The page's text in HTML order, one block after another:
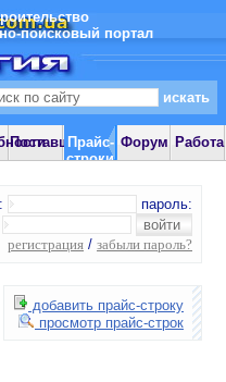
поисковый портал
Поставщики
Прайс-
строки
Форум Работа
пароль:
регистрация / забыли пароль?
добавить прайс-строку
просмотр прайс-строк